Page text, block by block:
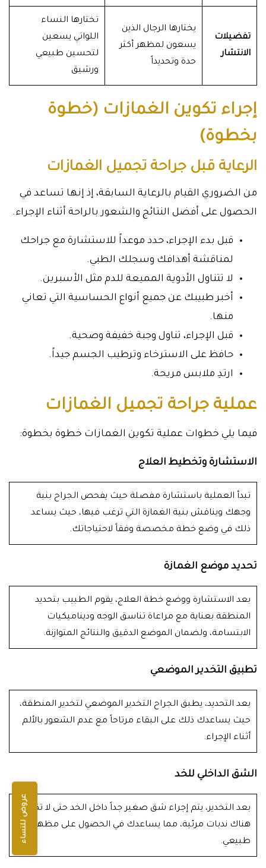
عروض للنساء
تفضيلات
الانتشار
يختارها الرجال الذين
يسعون لمظهر أكثر
حدة وتحديداً
تختارها النساء
اللواتي يسعين
لتحسين طبيعي
ورشيق
إجراء تكوين الغمازات (خطوة
بخطوة)
الرعاية قبل جراحة تجميل الغمازات
من الضروري القيام بالرعاية السابقة، إذ إنها تساعد في
الحصول على أفضل النتائج والشعور بالراحة أثناء الإجراء.
قبل بدء الإجراء، حدد موعداً للاستشارة مع جراحك
لمناقشة أهدافك وسجلك الطبي.
لا تتناول الأدوية المميعة للدم مثل الأسبرين.
أخبر طبيبك عن جميع أنواع الحساسية التي تعاني
منها.
قبل الإجراء، تناول وجبة خفيفة وصحية.
حافظ على الاسترخاء وترطيب الجسم جيداً.
ارتدِ ملابس مريحة.
عملية جراحة تجميل الغمازات
فيما يلي خطوات عملية تكوين الغمازات خطوة بخطوة:
الاستشارة وتخطيط العلاج
تبدأ العملية باستشارة مفصلة حيث يفحص الجراح بنية
وجهك ويناقش بنية الغمازة التي ترغب فيها، حيث يساعد
ذلك في وضع خطة مخصصة وفقاً لاحتياجاتك.
تحديد موضع الغمازة
بعد الاستشارة ووضع خطة العلاج، يقوم الطبيب بتحديد
المنطقة بعناية مع مراعاة تناسق الوجه وديناميكيات
الابتسامة، ولضمان الموضع الدقيق والنتائج المتوازنة.
تطبيق التخدير الموضعي
بعد التحديد، يطبق الجراح التخدير الموضعي لتخدير المنطقة،
حيث يساعدك ذلك على البقاء مرتاحاً مع عدم الشعور بالألم
أثناء الإجراء.
الشق الداخلي للخد
بعد التخدير، يتم إجراء شق صغير جداً داخل الخد حتى لا تكون
هناك ندبات مرئية، مما يساعدك في الحصول على مظهر
طبيعي.